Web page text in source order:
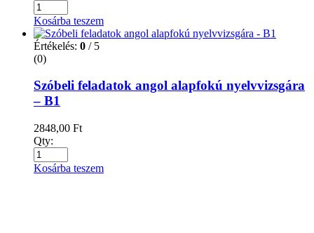
Szóbeli feladatok angol alapfokú nyelvvizsgára
– B1
2848,00Ft
Qty:
Kosárba teszem
(0)
Szóbeli feladatok Angol középfokú
nyelvvizsgára – B2